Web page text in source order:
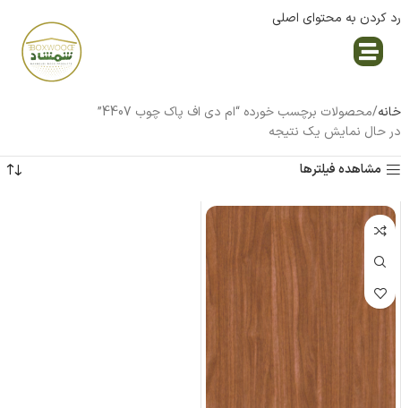
رد کردن به محتوای اصلی
خانه محصولات برچسب خورده “ام دی اف پاک چوب 4407”
در حال نمایش یک نتیجه
مشاهده فیلترها